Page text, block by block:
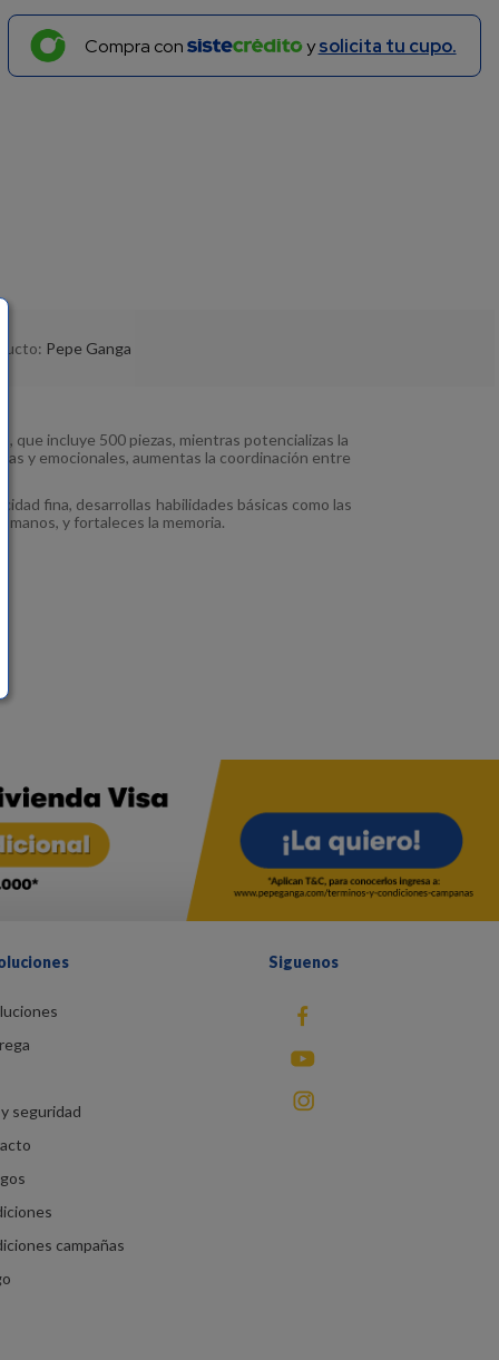
Compra con ysolicita tu cupo.
Pepe Ganga
que incluye 500 piezas, mientras potencializas la
y emocionales, aumentas la coordinación entre
fina, desarrollas habilidades básicas como las
manos, y fortaleces la memoria.
seguridad
campañas
Siguenos
fb
You Tube
instagram